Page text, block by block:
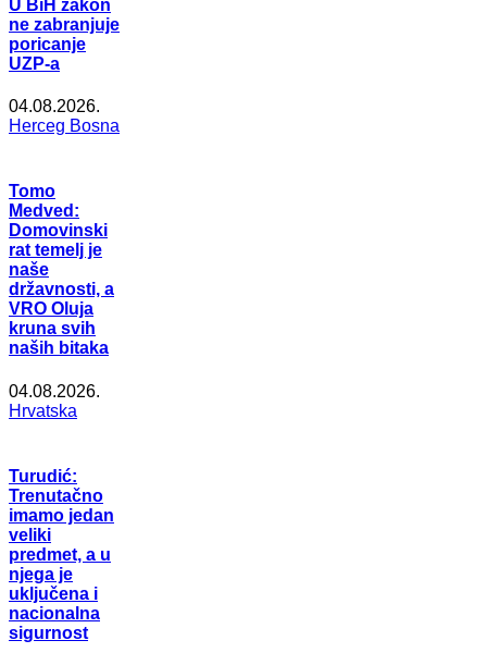
U BiH zakon
ne zabranjuje
poricanje
UZP-a
04.08.2026.
Herceg Bosna
Tomo
Medved:
Domovinski
rat temelj je
naše
državnosti, a
VRO Oluja
kruna svih
naših bitaka
04.08.2026.
Hrvatska
Turudić:
Trenutačno
imamo jedan
veliki
predmet, a u
njega je
uključena i
nacionalna
sigurnost